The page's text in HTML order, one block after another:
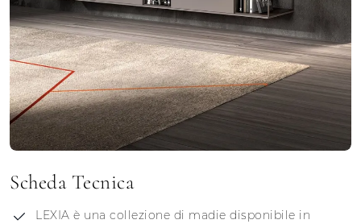
Scheda Tecnica
LEXIA è una collezione di madie disponibile in